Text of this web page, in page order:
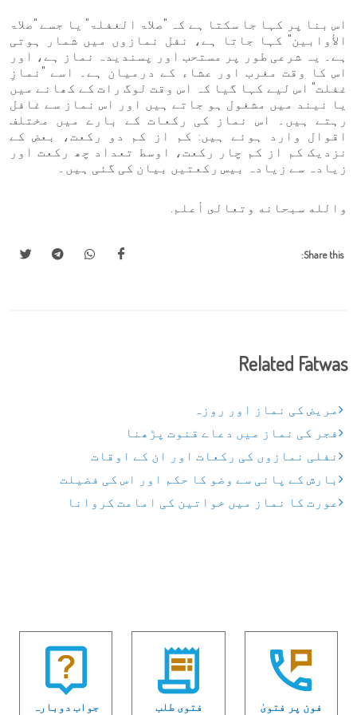
اس بنا پر کہا جا سکتا ہے کہ "صلاۃ الغفلۃ" یا جسے "صلاۃ
الأوابین" کہا جاتا ہے، نفل نمازوں میں شمار ہوتی
ہے۔ یہ شرعی طور پر مستحب اور پسندیدہ نماز ہے، اور
اس کا وقت مغرب اور عشاء کے درمیان ہے۔ اسے "نمازِ
غفلت" اس لیے کہا گیا کہ اس وقت لوگ رات کے کھانے میں
یا نیند میں مشغول ہو جاتے ہیں اور اس نماز سے غافل
رہتے ہیں۔ اس نماز کی رکعات کے بارے میں مختلف
اقوال وارد ہوئے ہیں: کم از کم دو رکعت، بعض کے
نزدیک کم از کم چار رکعت، اوسط تعداد چھ رکعت اور
زیادہ سے زیادہ بیس رکعتیں بیان کی گئی ہیں۔
والله سبحانه وتعالى أعلم.
Share this:
Related Fatwas
مریض کی نماز اور روزہ
فجر کی نماز میں دعاے قنوت پڑھنا
نفلی نمازوں کی رکعات اور ان کے اوقات
بارش کے پانی سے وضو کا حکم اور اس کی فضیلت
عورت کا نماز میں خواتین کی امامت کروانا
فون پر فتویٰ
فتوی طلب
جواب دوبارہ